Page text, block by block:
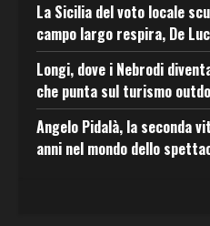
La Sicilia del voto locale
campo largo respira, De
Longi, dove i Nebrodi
che punta sul turismo
Angelo Pidalà, la seconda
anni nel mondo dello